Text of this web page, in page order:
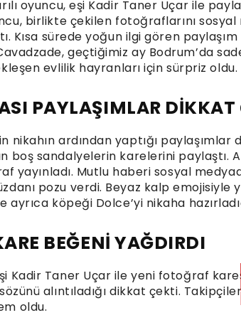
oyuncu, eşi Kadir Taner Uçar ile
birlikte çekilen fotoğraflarını sosyal
Kısa sürede yoğun ilgi gören
geçtiğimiz ay Bodrum’da
evlilik hayranları için sürpriz oldu.
PAYLAŞIMLAR DİKKAT
nikahın ardından yaptığı
boş sandalyelerin karelerini paylaştı.
yayınladı. Mutlu haberi sosyal
pozu verdi. Beyaz kalp emojisiyle
ayrıca köpeği Dolce’yi nikaha
BEĞENİ YAĞDIRDI
Kadir Taner Uçar ile yeni fotoğraf
sözünü alıntıladığı dikkat çekti.
oldu.